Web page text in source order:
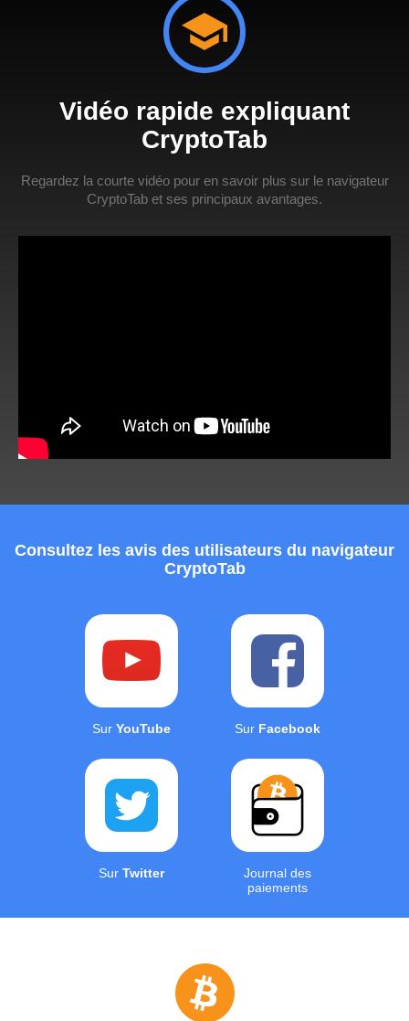
Vidéo rapide expliquant
CryptoTab
Regardez la courte vidéo pour en savoir plus sur le navigateur
CryptoTab et ses principaux avantages.
Consultez les avis des utilisateurs du navigateur
CryptoTab
Sur YouTube Sur Facebook
Sur Twitter
Journal des
paiements